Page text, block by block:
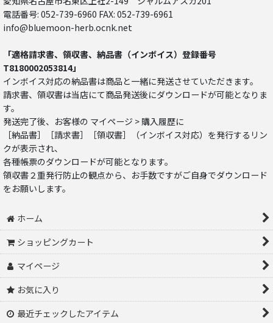
電話番号: 052-739-6960 FAX: 052-739-6961
info@bluemoon-herb.ocnk.net
「適格請求書、領収書、納品書（インボイス）登録番号
T8180002053814」
インボイス対応の納品書は商品と一緒に発送させていただきます。
請求書、領収書は当店にて商品発送後にダウンロードが可能となりま
す。
発送完了後、お客様の マイページ > 購入履歴に
［納品書］［請求書］［領収書］（インボイス対応）を発行するリン
クが表示され、
各種帳票のダウンロードが可能となります。
領収書２重発行防止の観点から、お手数ですがご自身でダウンロード
をお願いします。
ホーム
ショッピングカート
マイページ
お気に入り
最近チェックしたアイテム